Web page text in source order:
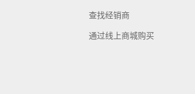
查找经销商
通过线上商城购买